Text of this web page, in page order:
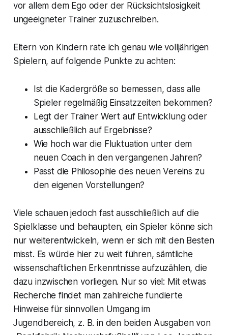
vor allem dem Ego oder der Rücksichtslosigkeit
ungeeigneter Trainer zuzuschreiben.
Eltern von Kindern rate ich genau wie volljährigen
Spielern, auf folgende Punkte zu achten:
Ist die Kadergröße so bemessen, dass alle
Spieler regelmäßig Einsatzzeiten bekommen?
Legt der Trainer Wert auf Entwicklung oder
ausschließlich auf Ergebnisse?
Wie hoch war die Fluktuation unter dem
neuen Coach in den vergangenen Jahren?
Passt die Philosophie des neuen Vereins zu
den eigenen Vorstellungen?
Viele schauen jedoch fast ausschließlich auf die
Spielklasse und behaupten, ein Spieler könne sich
nur weiterentwickeln, wenn er sich mit den Besten
misst. Es würde hier zu weit führen, sämtliche
wissenschaftlichen Erkenntnisse aufzuzählen, die
dazu inzwischen vorliegen. Nur so viel: Mit etwas
Recherche findet man zahlreiche fundierte
Hinweise für sinnvollen Umgang im
Jugendbereich, z. B. in den beiden Ausgaben von